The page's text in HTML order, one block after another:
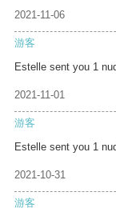
2021-11-06
游客
Estelle sent you 1
2021-11-01
游客
Estelle sent you 1
2021-10-31
游客